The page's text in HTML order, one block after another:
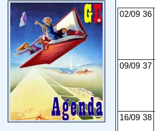
02/09 36
09/09 37
16/09 38